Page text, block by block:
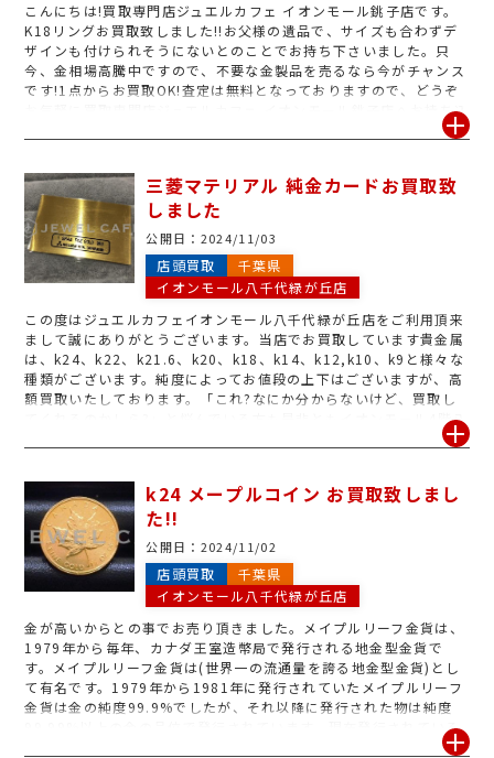
こんにちは!買取専門店ジュエルカフェ イオンモール銚子店です。
K18リングお買取致しました!!お父様の遺品で、サイズも合わずデ
ザインも付けられそうにないとのことでお持ち下さいました。只
今、金相場高騰中ですので、不要な金製品を売るなら今がチャンス
です!1点からお買取OK!査定は無料となっておりますので、どうぞ
お気軽に買取専門店ジュエルカフェ イオンモール銚子店へお持ち込
み下さいませ。スタッフ一同心よりご来店をお待ちしております。
三菱マテリアル 純金カードお買取致
しました
公開日： 2024/11/03
店頭買取
千葉県
イオンモール八千代緑が丘店
この度はジュエルカフェイオンモール八千代緑が丘店をご利用頂来
まして誠にありがとうございます。当店でお買取しています貴金属
は、k24、k22、k21.6、k20、k18、k14、k12,k10、k9と様々な
種類がございます。純度によってお値段の上下はございますが、高
額買取いたしております。「これ?なにか分からないけど、買取し
てくれるのかしら?」と悩んでいる方も是非ともイオンモール4階八
千代緑が丘店の無料査定にお越し下さい。処分するかお悩みのお品
下さい。スタッフ一同心よりお待ち致しております。
k24 メープルコイン お買取致しまし
た!!
公開日： 2024/11/02
店頭買取
千葉県
イオンモール八千代緑が丘店
金が高いからとの事でお売り頂きました。メイプルリーフ金貨は、
1979年から毎年、カナダ王室造幣局で発行される地金型金貨で
す。メイプルリーフ金貨は(世界一の流通量を誇る地金型金貨)とし
て有名です。1979年から1981年に発行されていたメイプルリーフ
金貨は金の純度99.9%でしたが、それ以降に発行された物は純度
99.99%以上の金の品位で発行されています。現在発行されている
メープルリーフ金貨は、1オンス・1/2オンス・1/4オンス・1/10オ